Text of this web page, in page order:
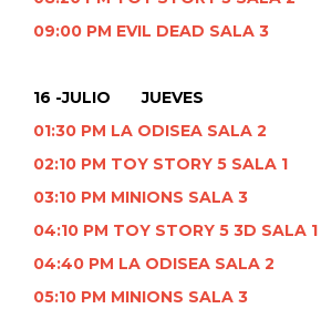
09:00 PM EVIL DEAD SALA 3
16 -JULIO JUEVES
01:30 PM LA ODISEA SALA 2
02:10 PM TOY STORY 5 SALA 1
03:10 PM MINIONS SALA 3
04:10 PM TOY STORY 5 3D SALA 1
04:40 PM LA ODISEA SALA 2
05:10 PM MINIONS SALA 3